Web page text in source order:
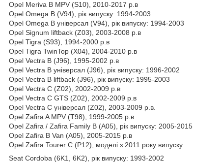
Opel Meriva B MPV (S10), 2010-2017 р.в
Opel Omega B (V94), рік випуску: 1994-2003
Opel Omega B універсал (V94), рік випуску: 1994-2003
Opel Signum liftback (Z03), 2003-2008 р.в
Opel Tigra (S93), 1994-2000 р.в
Opel Tigra TwinTop (X04), 2004-2010 р.в
Opel Vectra B (J96), 1995-2002 р.в
Opel Vectra B універсал (J96), рік випуску: 1996-2002
Opel Vectra B liftback (J96), рік випуску: 1995-2003
Opel Vectra C (Z02), 2002-2009 р.в
Opel Vectra C GTS (Z02), 2002-2009 р.в
Opel Vectra C універсал (Z02), 2003-2009 р.в.
Opel Zafira A MPV (T98), 1999-2005 р.в
Opel Zafira / Zafira Family B (A05), рік випуску: 2005-2015
Opel Zafira B Van (A05), 2005-2015 р.в
Opel Zafira Tourer C (P12), моделі з 2011 року випуску
Seat Cordoba (6K1, 6K2), рік випуску: 1993-2002